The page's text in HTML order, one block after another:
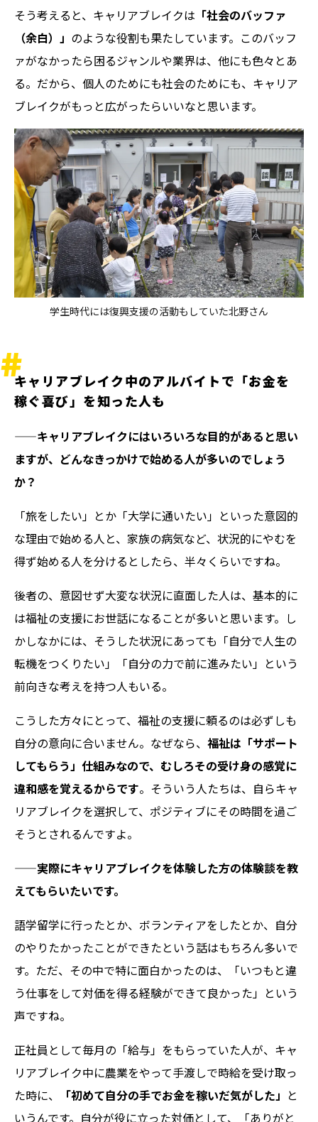
そう考えると、キャリアブレイクは 「社会のバッファ
（余白）」 のような役割も果たしています。このバッフ
ァがなかったら困るジャンルや業界は、他にも色々とあ
る。だから、個人のためにも社会のためにも、キャリア
ブレイクがもっと広がったらいいなと思います。
学生時代には復興支援の活動もしていた北野さん
キャリアブレイク中のアルバイトで「お金を
稼ぐ喜び」を知った人も
——キャリアブレイクにはいろいろな目的があると思い
ますが、どんなきっかけで始める人が多いのでしょう
か？
「旅をしたい」とか「大学に通いたい」といった意図的
な理由で始める人と、家族の病気など、状況的にやむを
得ず始める人を分けるとしたら、半々くらいですね。
後者の、意図せず大変な状況に直面した人は、基本的に
は福祉の支援にお世話になることが多いと思います。し
かしなかには、そうした状況にあっても「自分で人生の
転機をつくりたい」「自分の力で前に進みたい」という
前向きな考えを持つ人もいる。
こうした方々にとって、福祉の支援に頼るのは必ずしも
自分の意向に合いません。なぜなら、 福祉は「サポート
してもらう」仕組みなので、むしろその受け身の感覚に
違和感を覚えるからです。そういう人たちは、自らキャ
リアブレイクを選択して、ポジティブにその時間を過ご
そうとされるんですよ。
——実際にキャリアブレイクを体験した方の体験談を教
えてもらいたいです。
語学留学に行ったとか、ボランティアをしたとか、自分
のやりたかったことができたという話はもちろん多いで
す。ただ、その中で特に面白かったのは、「いつもと違
う仕事をして対価を得る経験ができて良かった」という
声ですね。
正社員として毎月の「給与」をもらっていた人が、キャ
リアブレイク中に農業をやって手渡しで時給を受け取っ
た時に、
「初めて自分の手でお金を稼いだ気がした」 と
いうんです。自分が役に立った対価として、「ありがと